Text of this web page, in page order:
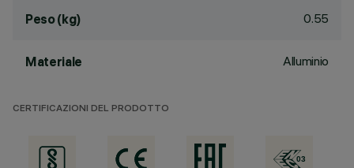
Peso (kg) 0.55
Materiale Alluminio
CERTIFICAZIONI DEL PRODOTTO